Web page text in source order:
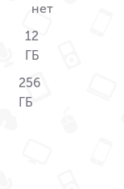
нет
12
ГБ
256
ГБ